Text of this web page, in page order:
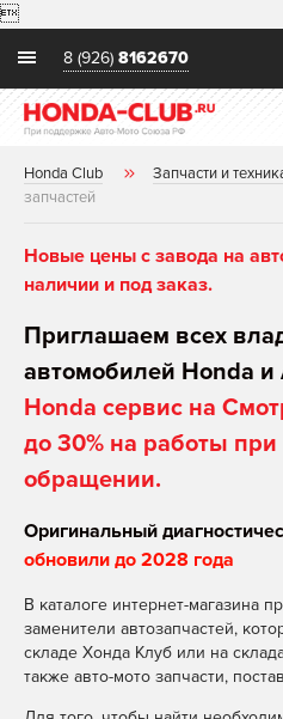

8 (926) 8162670
Honda Club Запчасти и
запчастей
Новые цены с завода на
наличии и под заказ.
Приглашаем всех
автомобилей Honda и
Honda сервис на
до 30% на работы
обращении.
Оригинальный
обновили до 2028 года
В каталоге интернет-магазина
заменители автозапчастей,
складе Хонда Клуб или на
также авто-мото запчасти,